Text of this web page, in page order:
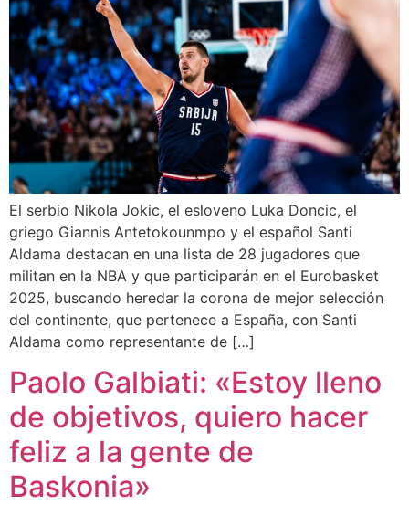
El serbio Nikola Jokic, el esloveno Luka Doncic, el
griego Giannis Antetokounmpo y el español Santi
Aldama destacan en una lista de 28 jugadores que
militan en la NBA y que participarán en el Eurobasket
2025, buscando heredar la corona de mejor selección
del continente, que pertenece a España, con Santi
Aldama como representante de […]
Paolo Galbiati: «Estoy lleno
de objetivos, quiero hacer
feliz a la gente de
Baskonia»